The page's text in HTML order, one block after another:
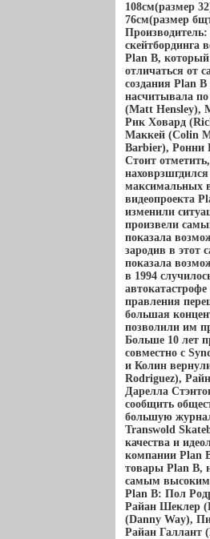
108см(размер
76см(размер
скейтбординга
Plan B, который
отличаться от
создания Plan
насчитывала
(Matt Hensley),
Рик Ховард
Маккей (Colin
Barbier), Ронни
Стоит
максимальных
видеопроекта
изменили
произвели
показала
зародив в этот
показала
в 1994
правления
большая
позволили им
Больше 10 лет
совместно с
и Колин
Rodriguez),
Дарелла
сообщить
большую
Transwold
качества и
компании Plan
товары Plan B,
самым высоким
Plan B: Пол
Райан Шеклер
(Danny Way),
Райан Галлант